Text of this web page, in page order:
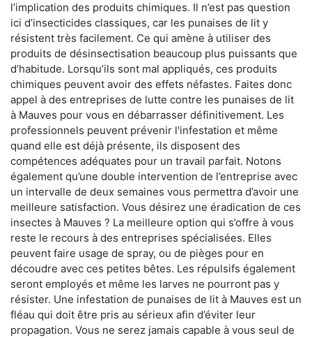
l’implication des produits chimiques. Il n’est pas question
ici d’insecticides classiques, car les punaises de lit y
résistent très facilement. Ce qui amène à utiliser des
produits de désinsectisation beaucoup plus puissants que
d’habitude. Lorsqu’ils sont mal appliqués, ces produits
chimiques peuvent avoir des effets néfastes. Faites donc
appel à des entreprises de lutte contre les punaises de lit
à Mauves pour vous en débarrasser définitivement. Les
professionnels peuvent prévenir l'infestation et même
quand elle est déjà présente, ils disposent des
compétences adéquates pour un travail parfait. Notons
également qu’une double intervention de l’entreprise avec
un intervalle de deux semaines vous permettra d’avoir une
meilleure satisfaction. Vous désirez une éradication de ces
insectes à Mauves ? La meilleure option qui s’offre à vous
reste le recours à des entreprises spécialisées. Elles
peuvent faire usage de spray, ou de pièges pour en
découdre avec ces petites bêtes. Les répulsifs également
seront employés et même les larves ne pourront pas y
résister. Une infestation de punaises de lit à Mauves est un
fléau qui doit être pris au sérieux afin d’éviter leur
propagation. Vous ne serez jamais capable à vous seul de